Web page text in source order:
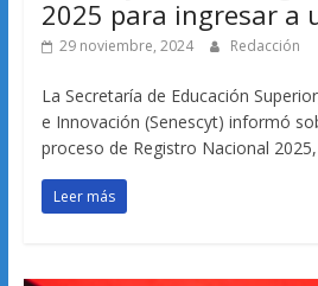
2025 para ingresar a
29 noviembre, 2024 Redacción
La Secretaría de Educación
e Innovación (Senescyt) informó
proceso de Registro Nacional 2025,
Leer más